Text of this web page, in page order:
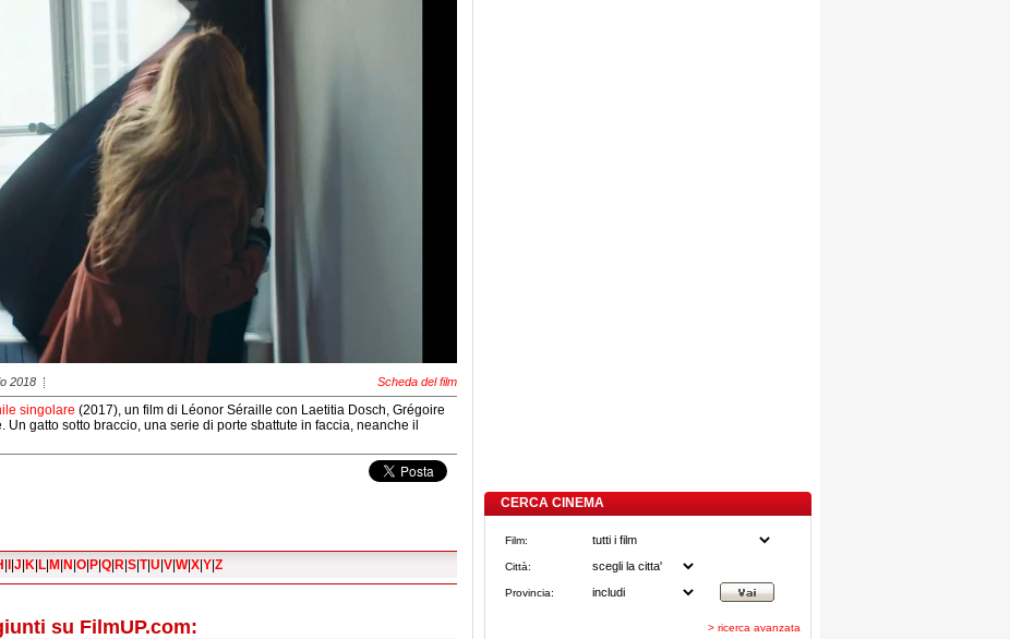
2018 Scheda del film
singolare (2017), un film di Léonor Séraille con Laetitia Dosch, Grégoire
gatto sotto braccio, una serie di porte sbattute in faccia, neanche il
|I|J|K|L|M|N|O|P|Q|R|S|T|U|V|W|X|Y|Z
su FilmUP.com:
CERCA CINEMA
Film:
Città:
Provincia:
> ricerca avanzata